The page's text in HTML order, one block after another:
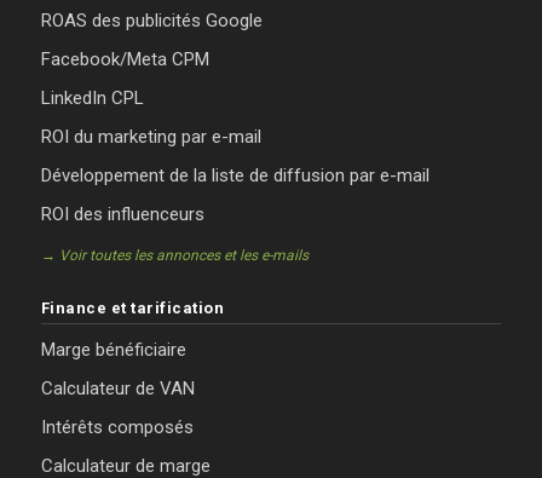
ROAS des publicités Google
Facebook/Meta CPM
LinkedIn CPL
ROI du marketing par e-mail
Développement de la liste de diffusion par e-mail
ROI des influenceurs
→ Voir toutes les annonces et les e-mails
Finance et tarification
Marge bénéficiaire
Calculateur de VAN
Intérêts composés
Calculateur de marge